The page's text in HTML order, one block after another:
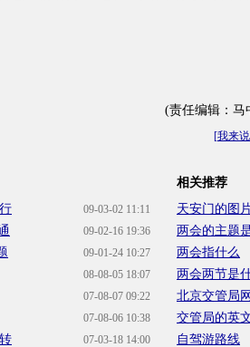
(责任编辑：马
[我来
09-03-02 11:11
09-02-16 19:36
09-01-24 10:27
08-08-05 18:07
07-08-07 09:22
07-08-06 10:38
07-03-18 14:00
相关推荐
天安门的图
两会的主题
两会指什么
两会两节是
北京交管局
交管局的英
自驾游路线